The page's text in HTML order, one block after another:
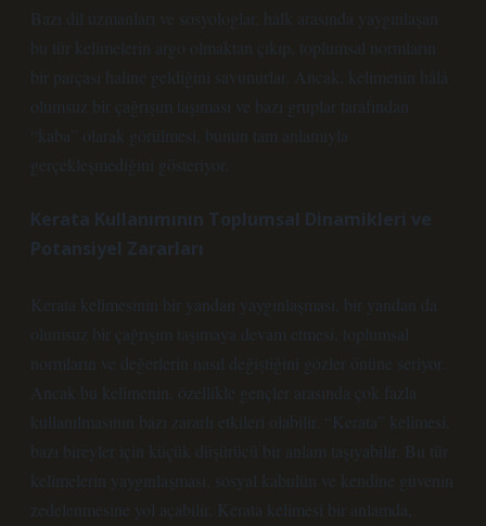
Bazı dil uzmanları ve sosyologlar, halk arasında yaygınlaşan
bu tür kelimelerin argo olmaktan çıkıp, toplumsal normların
bir parçası haline geldiğini savunurlar. Ancak, kelimenin hâlâ
olumsuz bir çağrışım taşıması ve bazı gruplar tarafından
“kaba” olarak görülmesi, bunun tam anlamıyla
gerçekleşmediğini gösteriyor.
Kerata Kullanımının Toplumsal Dinamikleri ve
Potansiyel Zararları
Kerata kelimesinin bir yandan yaygınlaşması, bir yandan da
olumsuz bir çağrışım taşımaya devam etmesi, toplumsal
normların ve değerlerin nasıl değiştiğini gözler önüne seriyor.
Ancak bu kelimenin, özellikle gençler arasında çok fazla
kullanılmasının bazı zararlı etkileri olabilir. “Kerata” kelimesi,
bazı bireyler için küçük düşürücü bir anlam taşıyabilir. Bu tür
kelimelerin yaygınlaşması, sosyal kabulün ve kendine güvenin
zedelenmesine yol açabilir. Kerata kelimesi bir anlamda,